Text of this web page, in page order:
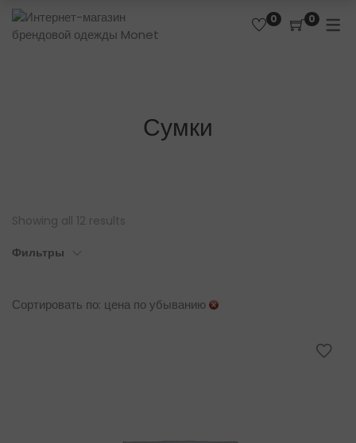
0 0
Сумки
Showing all 12 results
Фильтры
Сортировать по: цена по убыванию